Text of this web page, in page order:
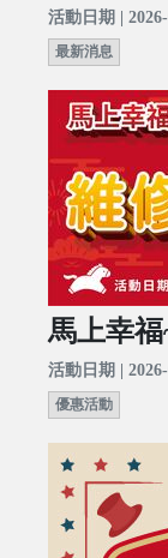
活動日期 |
最新消息
馬上幸
活動日期 |
優惠活動